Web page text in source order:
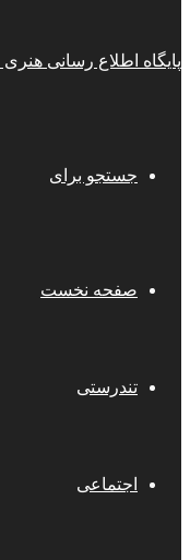
پایگاه اطلاع رسانی هنری
جستجو برای
صفحه نخست
تندرستی
اجتماعی